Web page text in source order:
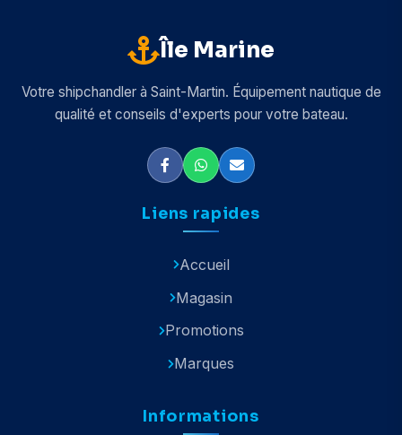
Île Marine
Votre shipchandler à Saint-Martin. Équipement nautique de
qualité et conseils d'experts pour votre bateau.
Liens rapides
Accueil
Magasin
Promotions
Marques
Informations